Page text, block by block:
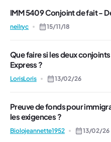
IMM 5409 Conjoint de fait -
neilryc 15/11/18
Que faire si les deux
Express ?
LorisLoris 13/02/26
Preuve de fonds pour
les exigences ?
Biolojeannette1952 13/02/26